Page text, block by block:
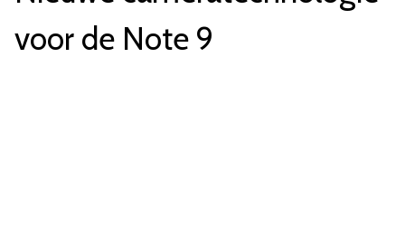
voor de Note 9